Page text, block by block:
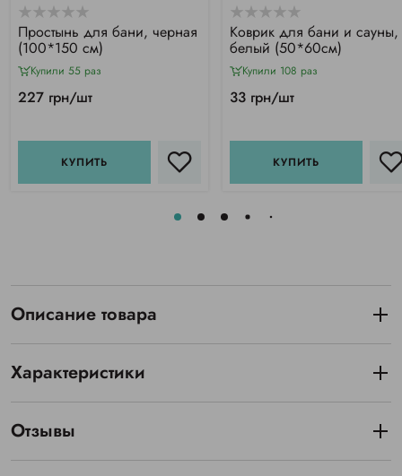
Простынь для бани, черная
(100*150 см)
Купили 55 раз
227 грн/шт
КУПИТЬ
Коврик для бани и сауны,
белый (50*60см)
Купили 108 раз
33 грн/шт
КУПИТЬ
Описание товара
Характеристики
Отзывы